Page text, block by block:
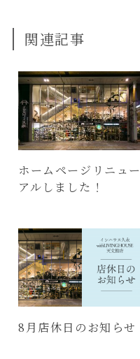
関連記事
ホームページリニュー
アルしました！
8月店休日のお知らせ